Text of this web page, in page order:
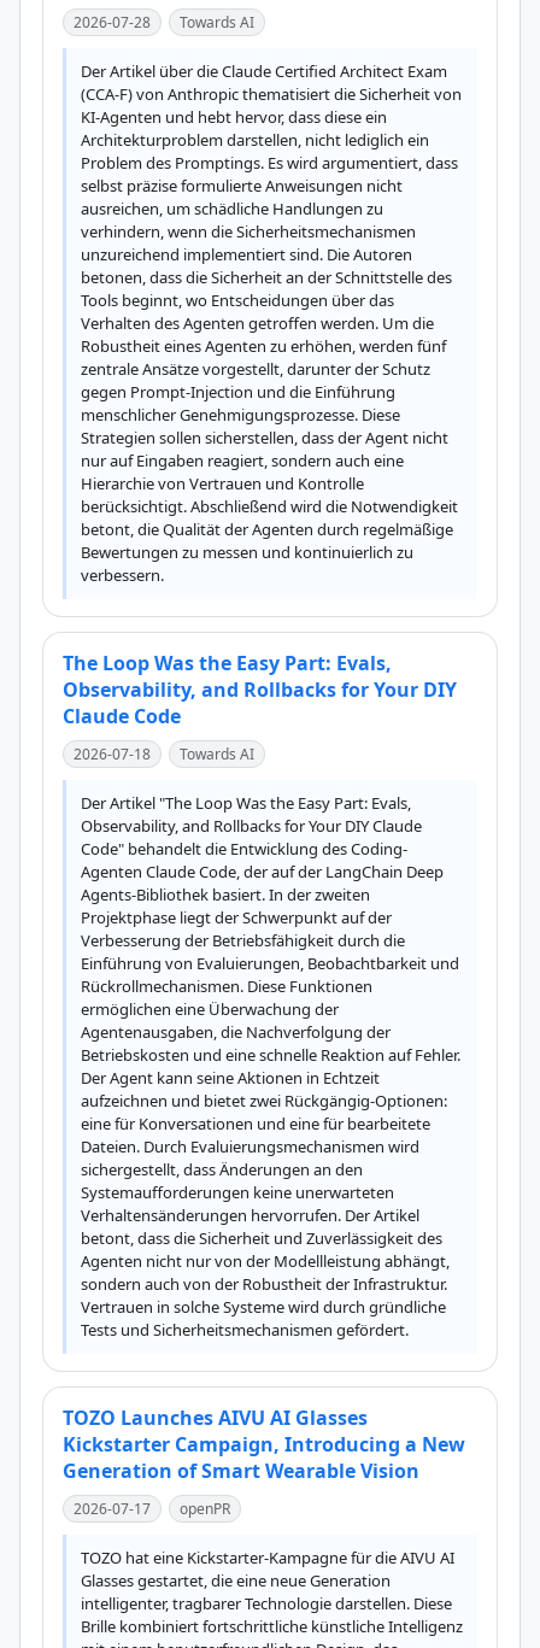
2026-07-28 Towards AI
Der Artikel über die Claude Certified Architect Exam
(CCA-F) von Anthropic thematisiert die Sicherheit von
KI-Agenten und hebt hervor, dass diese ein
Architekturproblem darstellen, nicht lediglich ein
Problem des Promptings. Es wird argumentiert, dass
selbst präzise formulierte Anweisungen nicht
ausreichen, um schädliche Handlungen zu
verhindern, wenn die Sicherheitsmechanismen
unzureichend implementiert sind. Die Autoren
betonen, dass die Sicherheit an der Schnittstelle des
Tools beginnt, wo Entscheidungen über das
Verhalten des Agenten getroffen werden. Um die
Robustheit eines Agenten zu erhöhen, werden fünf
zentrale Ansätze vorgestellt, darunter der Schutz
gegen Prompt-Injection und die Einführung
menschlicher Genehmigungsprozesse. Diese
Strategien sollen sicherstellen, dass der Agent nicht
nur auf Eingaben reagiert, sondern auch eine
Hierarchie von Vertrauen und Kontrolle
berücksichtigt. Abschließend wird die Notwendigkeit
betont, die Qualität der Agenten durch regelmäßige
Bewertungen zu messen und kontinuierlich zu
verbessern.
The Loop Was the Easy Part: Evals,
Observability, and Rollbacks for Your DIY
Claude Code
2026-07-18 Towards AI
Der Artikel "The Loop Was the Easy Part: Evals,
Observability, and Rollbacks for Your DIY Claude
Code" behandelt die Entwicklung des Coding-
Agenten Claude Code, der auf der LangChain Deep
Agents-Bibliothek basiert. In der zweiten
Projektphase liegt der Schwerpunkt auf der
Verbesserung der Betriebsfähigkeit durch die
Einführung von Evaluierungen, Beobachtbarkeit und
Rückrollmechanismen. Diese Funktionen
ermöglichen eine Überwachung der
Agentenausgaben, die Nachverfolgung der
Betriebskosten und eine schnelle Reaktion auf Fehler.
Der Agent kann seine Aktionen in Echtzeit
aufzeichnen und bietet zwei Rückgängig-Optionen:
eine für Konversationen und eine für bearbeitete
Dateien. Durch Evaluierungsmechanismen wird
sichergestellt, dass Änderungen an den
Systemaufforderungen keine unerwarteten
Verhaltensänderungen hervorrufen. Der Artikel
betont, dass die Sicherheit und Zuverlässigkeit des
Agenten nicht nur von der Modellleistung abhängt,
sondern auch von der Robustheit der Infrastruktur.
Vertrauen in solche Systeme wird durch gründliche
Tests und Sicherheitsmechanismen gefördert.
TOZO Launches AIVU AI Glasses
Kickstarter Campaign, Introducing a New
Generation of Smart Wearable Vision
2026-07-17 openPR
TOZO hat eine Kickstarter-Kampagne für die AIVU AI
Glasses gestartet, die eine neue Generation
intelligenter, tragbarer Technologie darstellen. Diese
Brille kombiniert fortschrittliche künstliche Intelligenz